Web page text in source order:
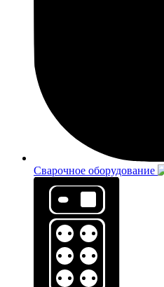
Сварочное оборудование